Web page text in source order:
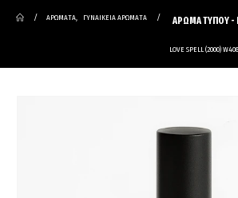
ΑΡΩΜΑΤΑ, ΓΥΝΑΙΚΕΙΑ ΑΡΩΜΑΤΑ ΑΡΩΜΑ ΤΥΠΟΥ -
LOVE SPELL (2000) W408